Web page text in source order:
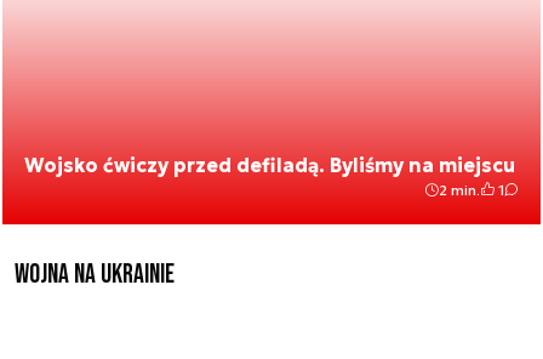
Wojsko ćwiczy przed defiladą. Byliśmy na miejscu
2 min. 1
Wojna na Ukrainie